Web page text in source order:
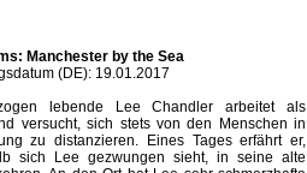
Manchester by the Sea
(DE): 19.01.2017
lebende Lee Chandler arbeitet als
versucht, sich stets von den Menschen in
zu distanzieren. Eines Tages erfährt er,
sich Lee gezwungen sieht, in seine alte